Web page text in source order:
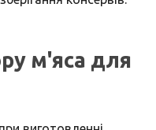
м'яса для